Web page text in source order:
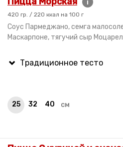
i
420 гр. / 220 ккал на 100 г
Соус Пармеджано, семга
Маскарпоне, тягучий сыр
25 32 40 см